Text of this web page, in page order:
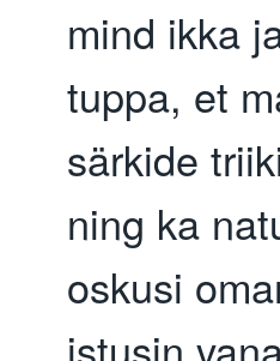
mind ikka
tuppa, et
särkide
ning ka
oskusi